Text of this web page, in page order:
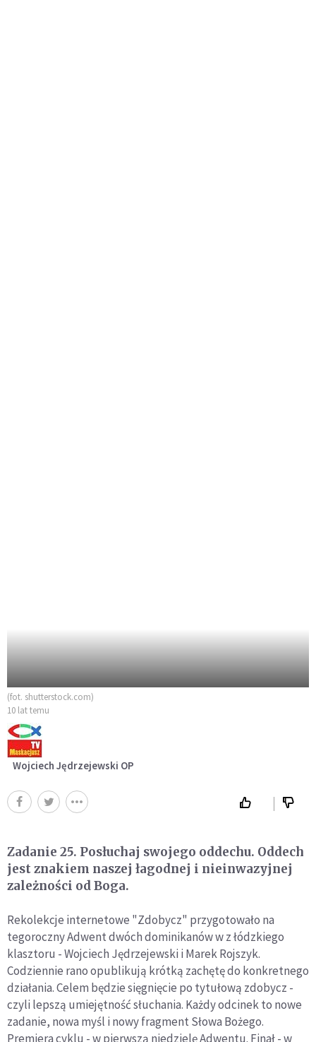
(fot. shutterstock.com)
10 lat temu
Wojciech Jędrzejewski OP
Zadanie 25. Posłuchaj swojego oddechu. Oddech
jest znakiem naszej łagodnej i nieinwazyjnej
zależności od Boga.
Rekolekcje internetowe "Zdobycz" przygotowało na
tegoroczny Adwent dwóch dominikanów w z łódzkiego
klasztoru - Wojciech Jędrzejewski i Marek Rojszyk.
Codziennie rano opublikują krótką zachętę do konkretnego
działania. Celem będzie sięgnięcie po tytułową zdobycz -
czyli lepszą umiejętność słuchania. Każdy odcinek to nowe
zadanie, nowa myśl i nowy fragment Słowa Bożego.
Premiera cyklu - w pierwszą niedzielę Adwentu. Finał - w